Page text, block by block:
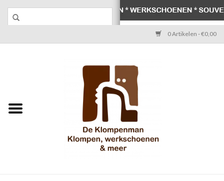
0 Artikelen - €0,00
Werkschoenen